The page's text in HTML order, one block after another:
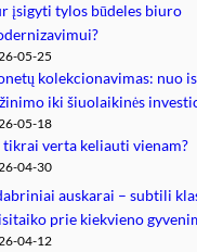
įsigyti tylos būdeles biuro
05-25
kolekcionavimas: nuo
iki šiuolaikinės
05-18
verta keliauti vienam?
04-30
auskarai – subtili
prie kiekvieno
04-12